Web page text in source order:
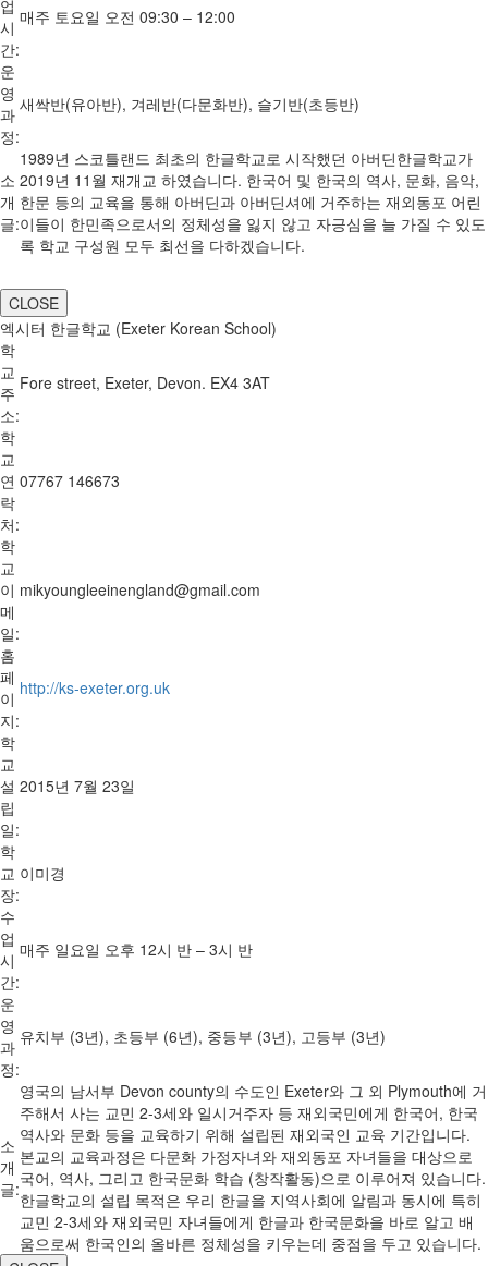
업
시
간:
매주 토요일 오전 09:30 – 12:00
운
영
과
정:
새싹반(유아반), 겨레반(다문화반), 슬기반(초등반)
소
개
글:
1989년 스코틀랜드 최초의 한글학교로 시작했던 아버딘한글학교가
2019년 11월 재개교 하였습니다. 한국어 및 한국의 역사, 문화, 음악,
한문 등의 교육을 통해 아버딘과 아버딘셔에 거주하는 재외동포 어린
이들이 한민족으로서의 정체성을 잃지 않고 자긍심을 늘 가질 수 있도
록 학교 구성원 모두 최선을 다하겠습니다.
CLOSE
엑시터 한글학교 (Exeter Korean School)
학
교
주
소:
Fore street, Exeter, Devon. EX4 3AT
학
교
연
락
처:
07767 146673
학
교
이
메
일:
mikyoungleeinengland@gmail.com
홈
페
이
지:
http://ks-exeter.org.uk
학
교
설
립
일:
2015년 7월 23일
학
교
장:
이미경
수
업
시
간:
매주 일요일 오후 12시 반 – 3시 반
운
영
과
정:
유치부 (3년), 초등부 (6년), 중등부 (3년), 고등부 (3년)
소
개
글:
영국의 남서부 Devon county의 수도인 Exeter와 그 외 Plymouth에 거
주해서 사는 교민 2-3세와 일시거주자 등 재외국민에게 한국어, 한국
역사와 문화 등을 교육하기 위해 설립된 재외국인 교육 기간입니다.
본교의 교육과정은 다문화 가정자녀와 재외동포 자녀들을 대상으로
국어, 역사, 그리고 한국문화 학습 (창작활동)으로 이루어져 있습니다.
한글학교의 설립 목적은 우리 한글을 지역사회에 알림과 동시에 특히
교민 2-3세와 재외국민 자녀들에게 한글과 한국문화을 바로 알고 배
움으로써 한국인의 올바른 정체성을 키우는데 중점을 두고 있습니다.